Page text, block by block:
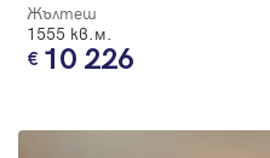
Жълтеш
1555 кв.м.
10 226